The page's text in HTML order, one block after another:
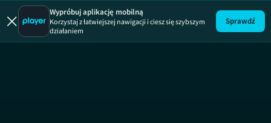
Wypróbuj aplikację mobilną
Korzystaj z łatwiejszej nawigacji i ciesz się szybszym
działaniem
Sprawdź